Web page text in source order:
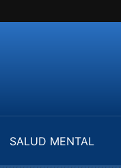
SALUD MENTAL